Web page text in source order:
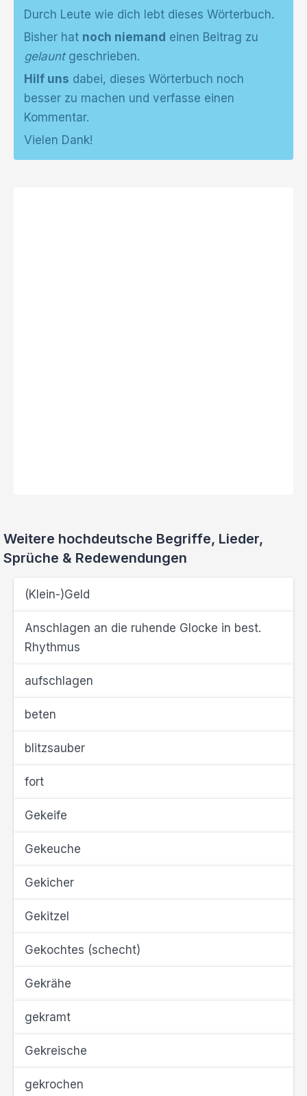
Durch Leute wie dich lebt dieses Wörterbuch.
Bisher hat noch niemand einen Beitrag zu
gelauntgeschrieben.
Hilf uns dabei, dieses Wörterbuch noch
besser zu machen und verfasse einen
Kommentar.
Vielen Dank!
Weitere hochdeutsche Begriffe, Lieder,
Sprüche & Redewendungen
(Klein-)Geld
Anschlagen an die ruhende Glocke in best.
Rhythmus
aufschlagen
beten
blitzsauber
fort
Gekeife
Gekeuche
Gekicher
Gekitzel
Gekochtes (schecht)
Gekrähe
gekramt
Gekreische
gekrochen